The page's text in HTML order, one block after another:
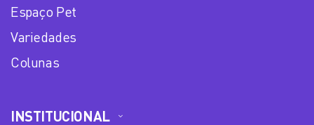
Espaço Pet
Variedades
Colunas
INSTITUCIONAL